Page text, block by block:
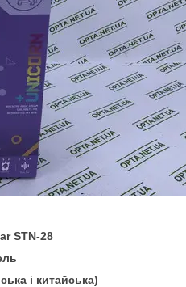
STN-28
і китайська)